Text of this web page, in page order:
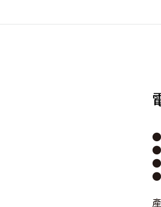
●
●
●
●